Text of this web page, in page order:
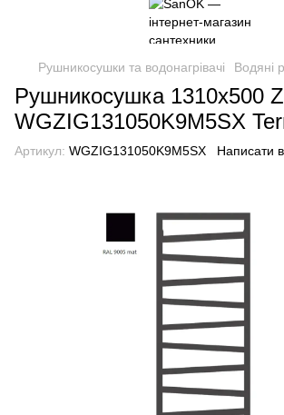
Рушникосушки та водонагрівачі Водяні
Рушникосушка 1310х500
WGZIG131050K9M5SX
Артикул: WGZIG131050K9M5SX Написати